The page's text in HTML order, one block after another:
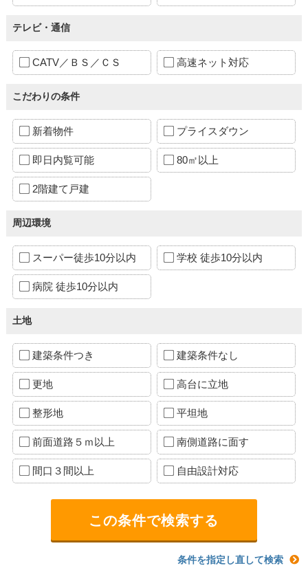
テレビ・通信
CATV／ＢＳ／ＣＳ 高速ネット対応
こだわりの条件
新着物件 プライスダウン
即日内覧可能 80㎡以上
2階建て戸建
周辺環境
スーパー徒歩10分以内 学校 徒歩10分以内
病院 徒歩10分以内
土地
建築条件つき 建築条件なし
更地 高台に立地
整形地 平坦地
前面道路５ｍ以上 南側道路に面す
間口３間以上 自由設計対応
条件を指定し直して検索